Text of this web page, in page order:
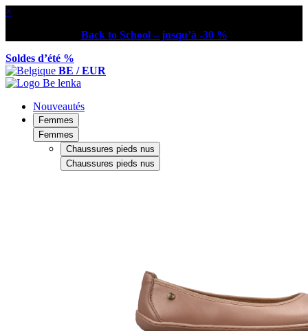
×
Back to School – jusqu’à -30 %
Soldes d’été %
BE / EUR
Nouveautés
Femmes
Femmes
Chaussures pieds nus
Chaussures pieds nus